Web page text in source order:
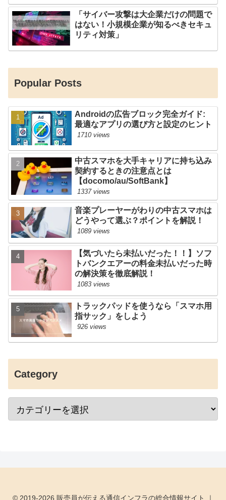
「サイバー攻撃は大企業だけの問題で
はない！小規模企業が知るべきセキュ
リティ対策」
Popular Posts
Androidの広告ブロック完全ガイド:
最適なアプリの選び方と設定のヒント
1710 views
中古スマホを大手キャリアに持ち込み
契約するときの注意点とは
【docomo/au/SoftBank】
1337 views
音楽プレーヤーがわりの中古スマホは
どうやって選ぶ？ポイントを解説！
1089 views
【気づいたら未払いだった！！】ソフ
トバンクエアーの料金未払いだった時
の解決策を徹底解説！
1083 views
トラックパッドを使うなら「スマホ用
指サック」をしよう
926 views
Category
© 2019-2026 販売員が伝える通信インフラの総合情報サイト ｜